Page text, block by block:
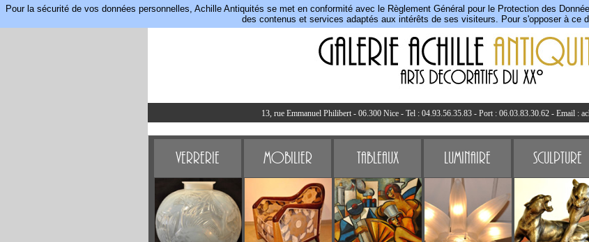
Pour la sécurité de vos données personnelles, Achille Antiquités se met en conformité avec le Règlement Général pour le Protection des
des contenus et services adaptés aux intérêts de ses visiteurs. Pour s'opposer à ce
13, rue Emmanuel Philibert - 06.300 Nice - Tel : 04.93.56.35.83 - Port : 06.03.83.30.62 - Email :
Verrerie Mobilier Tableaux Luminaire Sculpture